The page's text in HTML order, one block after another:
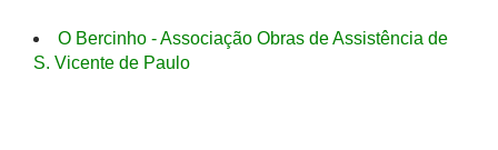
O Bercinho - Associação Obras de Assistência de
S. Vicente de Paulo